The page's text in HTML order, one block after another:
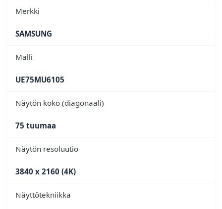
Merkki
SAMSUNG
Malli
UE75MU6105
Näytön koko (diagonaali)
75 tuumaa
Näytön resoluutio
3840 x 2160 (4K)
Näyttötekniikka